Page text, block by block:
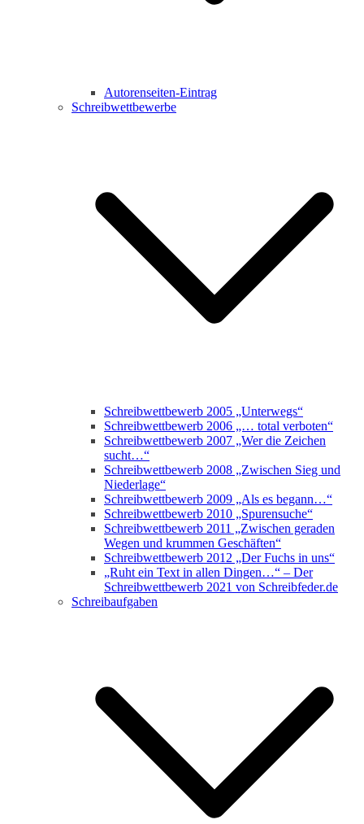
Autorenseiten-Eintrag
Schreibwettbewerbe
Schreibwettbewerb 2005 „Unterwegs“
Schreibwettbewerb 2006 „… total verboten“
Schreibwettbewerb 2007 „Wer die Zeichen
sucht…“
Schreibwettbewerb 2008 „Zwischen Sieg und
Niederlage“
Schreibwettbewerb 2009 „Als es begann…“
Schreibwettbewerb 2010 „Spurensuche“
Schreibwettbewerb 2011 „Zwischen geraden
Wegen und krummen Geschäften“
Schreibwettbewerb 2012 „Der Fuchs in uns“
„Ruht ein Text in allen Dingen…“ – Der
Schreibwettbewerb 2021 von Schreibfeder.de
Schreibaufgaben